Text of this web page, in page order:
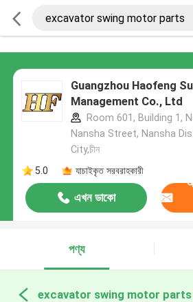
Guangzhou Haofeng
Management Co., Ltd
Room 601, Building 1,
Nansha Street, Nansha
City,চীন
5.0
যাচাইকৃত সরবরাহকারী
এখন ডাকো
পণ্য
excavator swing motor parts